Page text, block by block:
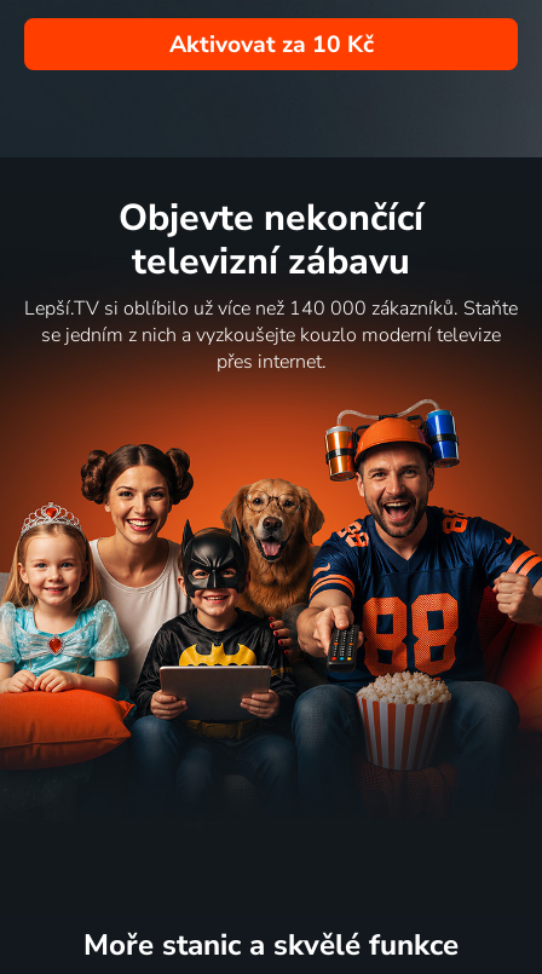
Aktivovat za 10 Kč
Objevte nekončící
televizní zábavu
Lepší.TV si oblíbilo už více než 140 000 zákazníků. Staňte
se jedním z nich a vyzkoušejte kouzlo moderní televize
přes internet.
Moře stanic a skvělé funkce